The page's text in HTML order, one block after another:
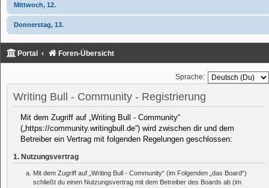
Mittwoch, 12.
Donnerstag, 13.
Portal Foren-Übersicht
Sprache:
Writing Bull - Community - Registrierung
Mit dem Zugriff auf „Writing Bull - Community“
(„https://community.writingbull.de“) wird zwischen dir und dem
Betreiber ein Vertrag mit folgenden Regelungen geschlossen:
1. Nutzungsvertrag
Mit dem Zugriff auf „Writing Bull - Community“ (im Folgenden „das Board“)
schließt du einen Nutzungsvertrag mit dem Betreiber des Boards ab (im